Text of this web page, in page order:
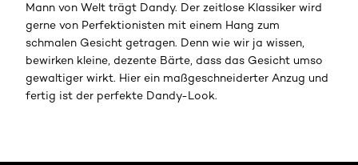
Mann von Welt trägt Dandy. Der zeitlose Klassiker wird
gerne von Perfektionisten mit einem Hang zum
schmalen Gesicht getragen. Denn wie wir ja wissen,
bewirken kleine, dezente Bärte, dass das Gesicht umso
gewaltiger wirkt. Hier ein maßgeschneiderter Anzug und
fertig ist der perfekte Dandy-Look.